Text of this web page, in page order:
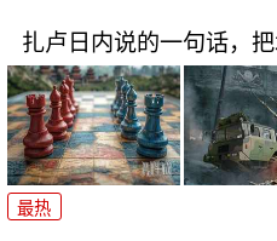
扎卢日内说的一句话，
最热